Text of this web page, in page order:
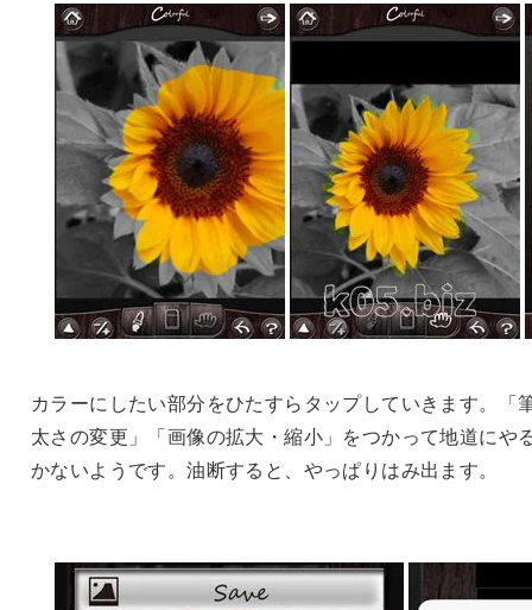
カラーにしたい部分をひたすらタップしていきます。「
太さの変更」「画像の拡大・縮小」をつかって地道にや
かないようです。油断すると、やっぱりはみ出ます。